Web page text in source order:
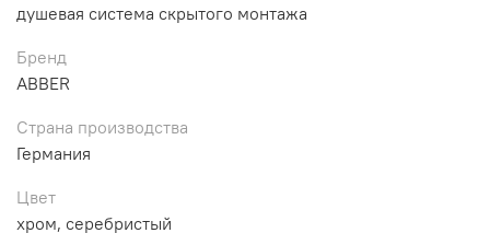
душевая система скрытого монтажа
Бренд
ABBER
Страна производства
Германия
Цвет
хром, серебристый